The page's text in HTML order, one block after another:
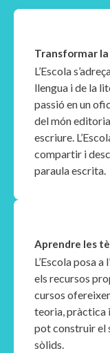
Transformar
L’Escola
llengua i de la
passió en un
del món
escriure.
compartir i
paraula escrita.
Aprendre les
L’Escola posa
els recursos
cursos
teoria, pràctica
pot construir el
sòlids.